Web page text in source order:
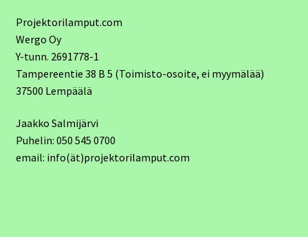
Projektorilamput.com
Wergo Oy
Y-tunn. 2691778-1
Tampereentie 38 B 5 (Toimisto-osoite, ei myymälää)
37500 Lempäälä
Jaakko Salmijärvi
Puhelin: 050 545 0700
email: info(ät)projektorilamput.com